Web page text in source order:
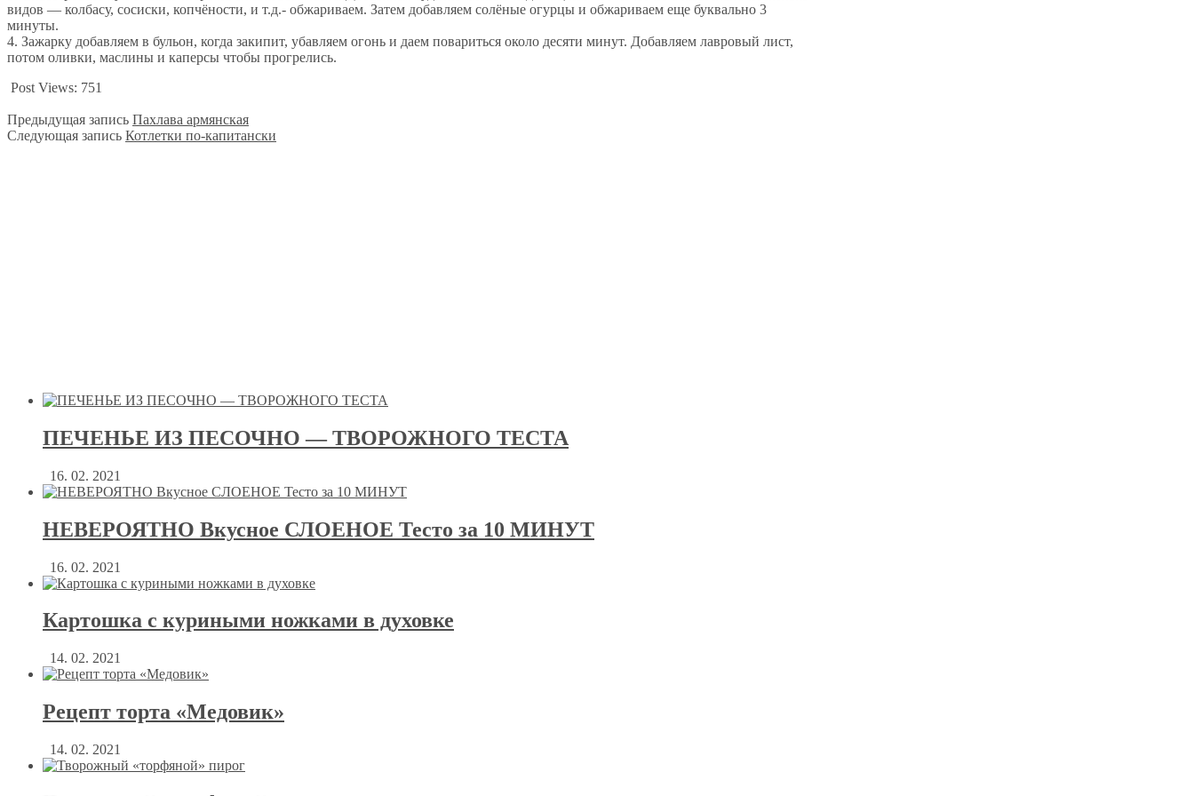
видов — колбасу, сосиски, копчёности, и т.д.- обжариваем. Затем добавляем солёные огурцы и обжариваем еще буквально 3
минуты.
4. Зажарку добавляем в бульон, когда закипит, убавляем огонь и даем повариться около десяти минут. Добавляем лавровый лист,
потом оливки, маслины и каперсы чтобы прогрелись.
Post Views: 751
Предыдущая запись Пахлава армянская
Следующая запись Котлетки по-капитански
ПЕЧЕНЬЕ ИЗ ПЕСОЧНО — ТВОРОЖНОГО ТЕСТА
16. 02. 2021
НЕВЕРОЯТНО Вкусное СЛОЕНОЕ Тесто за 10 МИНУТ
16. 02. 2021
Картошка с куриными ножками в духовке
14. 02. 2021
Рецепт торта «Медовик»
14. 02. 2021